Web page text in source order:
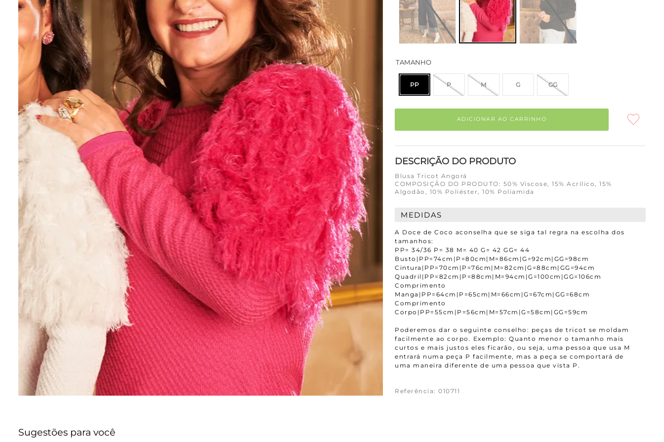
TAMANHO
PP P M G GG
ADICIONAR AO CARRINHO
DESCRIÇÃO DO PRODUTO
Blusa Tricot Angorá
COMPOSIÇÃO DO PRODUTO: 50% Viscose, 15% Acrílico, 15%
Algodão, 10% Poliéster, 10% Poliamida
MEDIDAS
A Doce de Coco aconselha que se siga tal regra na escolha dos
tamanhos:
PP= 34/36 P= 38 M= 40 G= 42 GG= 44
Busto|PP=74cm|P=80cm|M=86cm|G=92cm|GG=98cm
Cintura|PP=70cm|P=76cm|M=82cm|G=88cm|GG=94cm
Quadril|PP=82cm|P=88cm|M=94cm|G=100cm|GG=106cm
Comprimento
Manga|PP=64cm|P=65cm|M=66cm|G=67cm|GG=68cm
Comprimento
Corpo|PP=55cm|P=56cm|M=57cm|G=58cm|GG=59cm
Poderemos dar o seguinte conselho: peças de tricot se moldam
facilmente ao corpo. Exemplo: Quanto menor o tamanho mais
curtos e mais justos eles ficarão, ou seja, uma pessoa que usa M
entrará numa peça P facilmente, mas a peça se comportará de
uma maneira diferente de uma pessoa que vista P.
Referência: 010711
Sugestões para você